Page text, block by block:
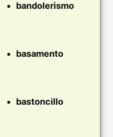
bandolerismo
basamento
bastoncillo